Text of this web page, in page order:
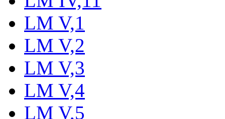
LM V,1
LM V,2
LM V,3
LM V,4
LM V,5